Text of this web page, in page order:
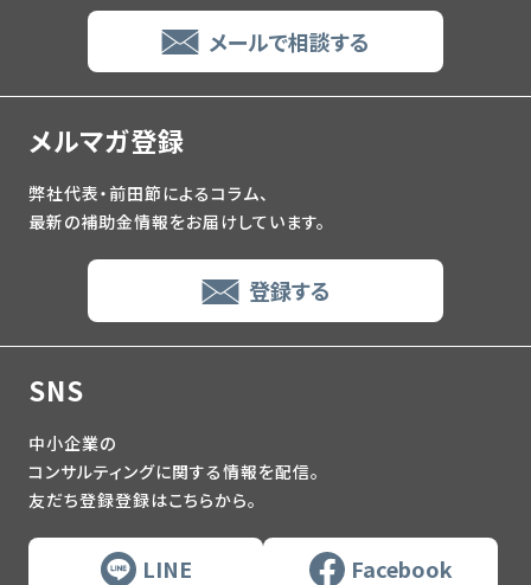
メールで相談する
メルマガ登録
弊社代表・前田節によるコラム、
最新の補助金情報をお届けしています。
登録する
SNS
中小企業の
コンサルティングに関する情報を配信。
友だち登録登録はこちらから。
LINE Facebook